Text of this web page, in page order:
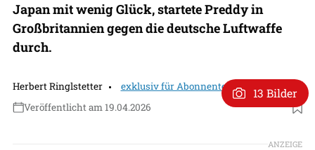
Japan mit wenig Glück, startete Preddy in
Großbritannien gegen die deutsche Luftwaffe
durch.
Herbert Ringlstetter
exklusiv für Abonnenten
Veröffentlicht am 19.04.2026
Foto: Sammlung Ringlstetter / US Air Force
13 Bilder
ANZEIGE